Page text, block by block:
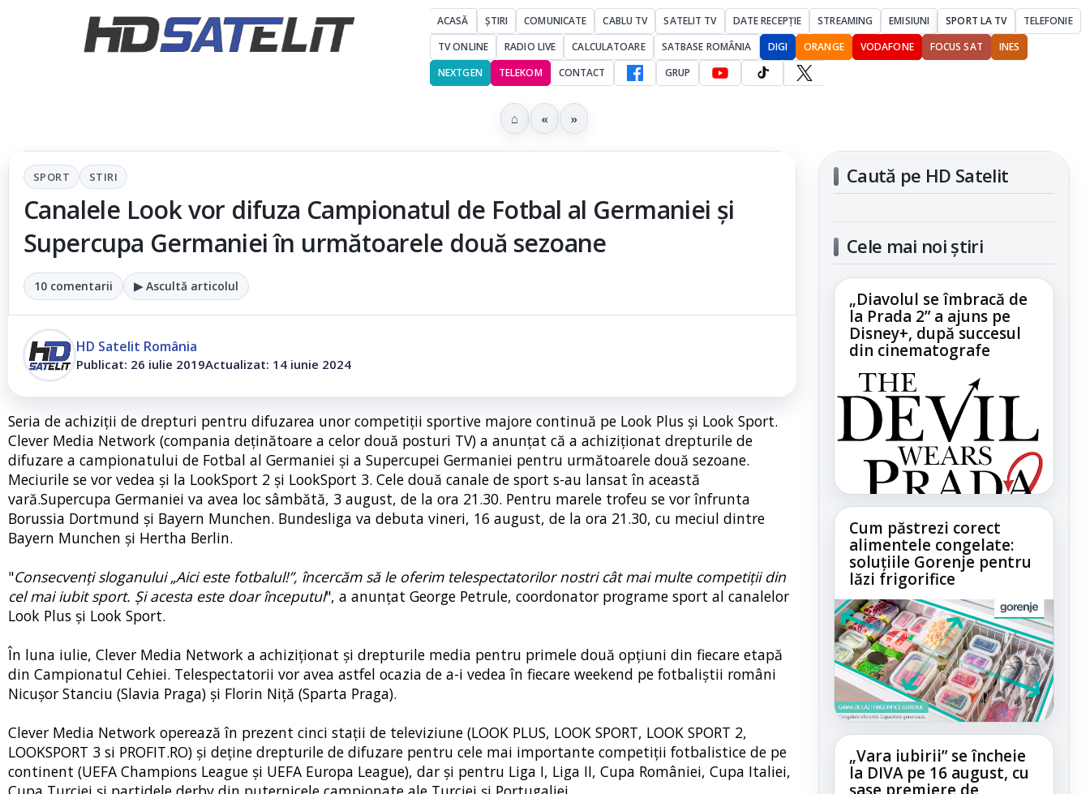
ACASĂ ȘTIRI COMUNICATE CABLU TV SATELIT TV DATE RECEPȚIE STREAMING EMISIUNI SPORT LA TV
TELEFONIE
TV ONLINE
RADIO LIVE CALCULATOARE SATBASE ROMÂNIA DIGI ORANGE VODAFONE FOCUS SAT
INES
NEXTGEN
TELEKOM CONTACT GRUP
⌂ « »
SPORT STIRI
Canalele Look vor difuza Campionatul de Fotbal al Germaniei și
Supercupa Germaniei în următoarele două sezoane
10 comentarii ▶ Ascultă articolul
HD Satelit România
Publicat: 26 iulie 2019Actualizat: 14 iunie 2024
Seria de achiziții de drepturi pentru difuzarea unor competiții sportive majore continuă pe Look Plus și Look Sport.
Clever Media Network (compania deținătoare a celor două posturi TV) a anunțat că a achiziționat drepturile de
difuzare a campionatului de Fotbal al Germaniei și a Supercupei Germaniei pentru următoarele două sezoane.
Meciurile se vor vedea și la LookSport 2 și LookSport 3. Cele două canale de sport s-au lansat în această
vară.Supercupa Germaniei va avea loc sâmbătă, 3 august, de la ora 21.30. Pentru marele trofeu se vor înfrunta
Borussia Dortmund și Bayern Munchen. Bundesliga va debuta vineri, 16 august, de la ora 21.30, cu meciul dintre
Bayern Munchen și Hertha Berlin.
"Consecvenți sloganului „Aici este fotbalul!”, încercăm să le oferim telespectatorilor nostri cât mai multe competiții din
cel mai iubit sport. Și acesta este doar începutul", a anunțat George Petrule, coordonator programe sport al canalelor
Look Plus și Look Sport.
În luna iulie, Clever Media Network a achiziționat și drepturile media pentru primele două opțiuni din fiecare etapă
din Campionatul Cehiei. Telespectatorii vor avea astfel ocazia de a-i vedea în fiecare weekend pe fotbaliștii români
Nicușor Stanciu (Slavia Praga) și Florin Niță (Sparta Praga).
Clever Media Network operează în prezent cinci stații de televiziune (LOOK PLUS, LOOK SPORT, LOOK SPORT 2,
LOOKSPORT 3 si PROFIT.RO) și deține drepturile de difuzare pentru cele mai importante competiții fotbalistice de pe
continent (UEFA Champions League și UEFA Europa League), dar și pentru Liga I, Liga II, Cupa României, Cupa Italiei,
Caută pe HD Satelit
Cele mai noi știri
„Diavolul se îmbracă de
la Prada 2” a ajuns pe
Disney+, după succesul
din cinematografe
Cum păstrezi corect
alimentele congelate:
soluțiile Gorenje pentru
lăzi frigorifice
„Vara iubirii” se încheie
la DIVA pe 16 august, cu